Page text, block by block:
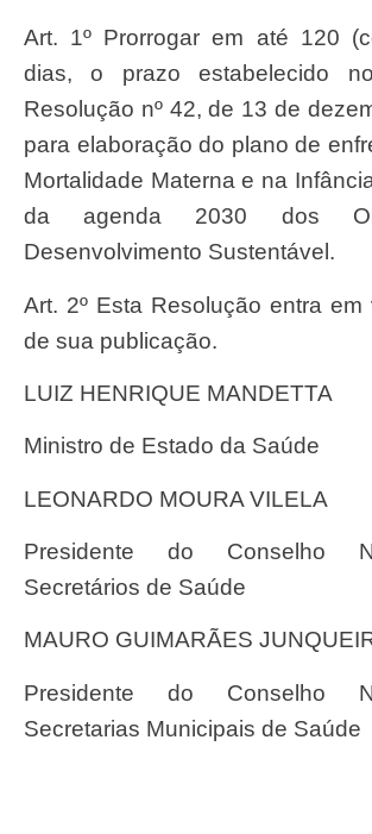
Art. 1º Prorrogar em até 120 (cento e vinte)
dias, o prazo estabelecido
Resolução nº 42, de 13 de
para elaboração do plano de
Mortalidade Materna e na
da agenda 2030 dos
Desenvolvimento Sustentável.
Art. 2º Esta Resolução entra em vigor na data
de sua publicação.
LUIZ HENRIQUE MANDETTA
Ministro de Estado da Saúde
LEONARDO MOURA VILELA
Presidente do Conselho Nacional de
Secretários de Saúde
MAURO GUIMARÃES
Presidente do Conselho Nacional de
Secretarias Municipais de Saúde